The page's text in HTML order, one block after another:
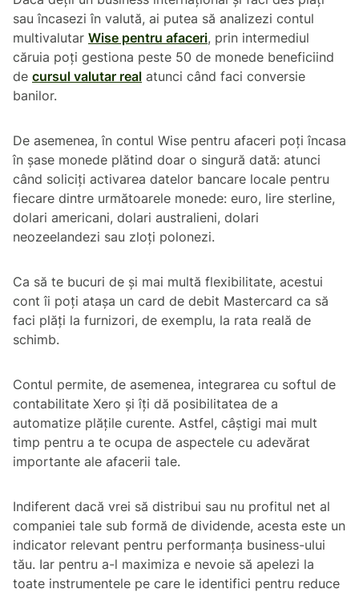
sau încasezi în valută, ai putea să analizezi contul
multivalutar Wise pentru afaceri, prin intermediul
căruia poți gestiona peste 50 de monede beneficiind
de cursul valutar real atunci când faci conversie
banilor.
De asemenea, în contul Wise pentru afaceri poți încasa
în șase monede plătind doar o singură dată: atunci
când soliciți activarea datelor bancare locale pentru
fiecare dintre următoarele monede: euro, lire sterline,
dolari americani, dolari australieni, dolari
neozeelandezi sau zloți polonezi.
Ca să te bucuri de și mai multă flexibilitate, acestui
cont îi poți atașa un card de debit Mastercard ca să
faci plăți la furnizori, de exemplu, la rata reală de
schimb.
Contul permite, de asemenea, integrarea cu softul de
contabilitate Xero și îți dă posibilitatea de a
automatize plățile curente. Astfel, câștigi mai mult
timp pentru a te ocupa de aspectele cu adevărat
importante ale afacerii tale.
Indiferent dacă vrei să distribui sau nu profitul net al
companiei tale sub formă de dividende, acesta este un
indicator relevant pentru performanța business-ului
tău. Iar pentru a-l maximiza e nevoie să apelezi la
toate instrumentele pe care le identifici pentru reduce